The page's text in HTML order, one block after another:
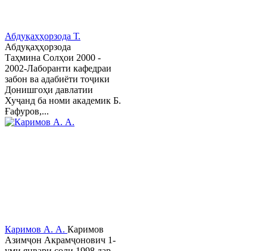
Абдуқаҳҳорзода Т.
Абдуқаҳҳорзода
Таҳмина Солҳои 2000 -
2002-Лаборанти кафедраи
забон ва адабиёти тоҷики
Донишгоҳи давлатии
Хуҷанд ба номи академик Б.
Ғафуров,...
Каримов А. А. Каримов
Азимҷон Акрамҷонович 1-